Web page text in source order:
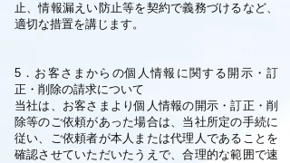
止、情報漏えい防止等を契約で義務づけるなど、
適切な措置を講じます。
5．お客さまからの個人情報に関する開示・訂
正・削除の請求について
当社は、お客さまより個人情報の開示・訂正・削
除等のご依頼があった場合は、当社所定の手続に
従い、ご依頼者が本人または代理人であることを
確認させていただいたうえで、合理的な範囲で速